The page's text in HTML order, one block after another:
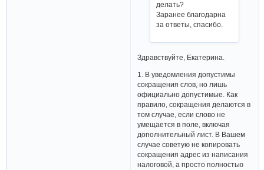
делать?
Заранее благодарна
за ответы, спасибо.
Здравствуйте, Екатерина.
1. В уведомления допустимы
сокращения слов, но лишь
официально допустимые. Как
правило, сокращения делаются в
том случае, если слово не
умещается в поле, включая
дополнительный лист. В Вашем
случае советую не копировать
сокращения адрес из написания
налоговой, а просто полностью